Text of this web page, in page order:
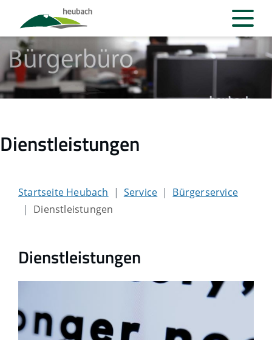
Dienstleistungen
Startseite Heubach Service
Bürgerservice
Dienstleistungen
Dienstleistungen